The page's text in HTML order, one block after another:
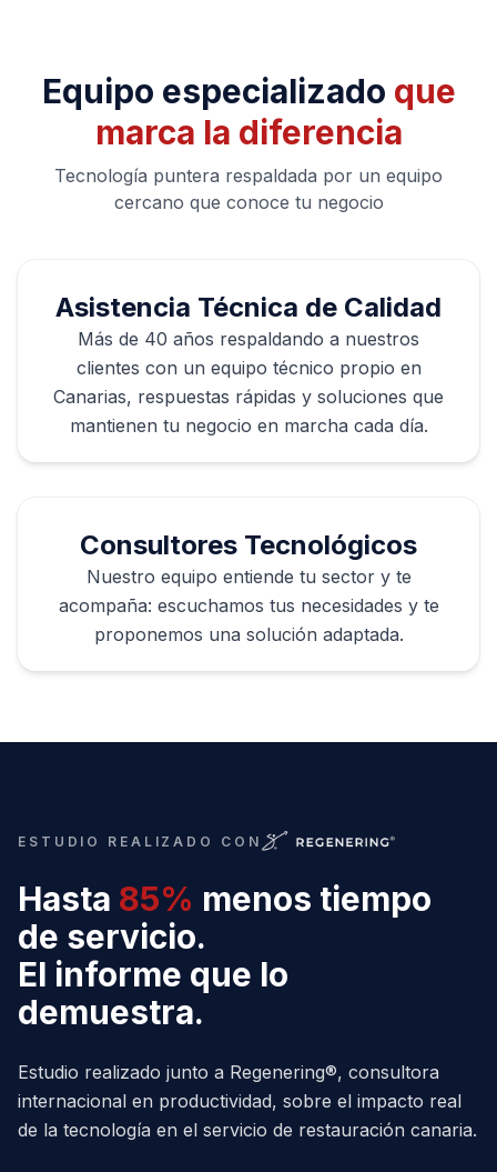
Equipo especializado que
marca la diferencia
Tecnología puntera respaldada por un equipo
cercano que conoce tu negocio
Asistencia Técnica de Calidad
Más de 40 años respaldando a nuestros
clientes con un equipo técnico propio en
Canarias, respuestas rápidas y soluciones que
mantienen tu negocio en marcha cada día.
Consultores Tecnológicos
Nuestro equipo entiende tu sector y te
acompaña: escuchamos tus necesidades y te
proponemos una solución adaptada.
ESTUDIO REALIZADO CON
Hasta 85% menos tiempo
de servicio.
El informe que lo
demuestra.
Estudio realizado junto a Regenering®, consultora
internacional en productividad, sobre el impacto real
de la tecnología en el servicio de restauración canaria.